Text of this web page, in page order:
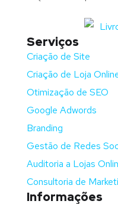
Serviços
Criação de Site
Criação de Loja
Otimização de SEO
Google Adwords
Branding
Gestão de Redes
Auditoria a Lojas
Consultoria de
Informações